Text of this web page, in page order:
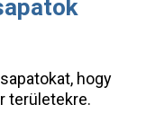
hogy
területekre.